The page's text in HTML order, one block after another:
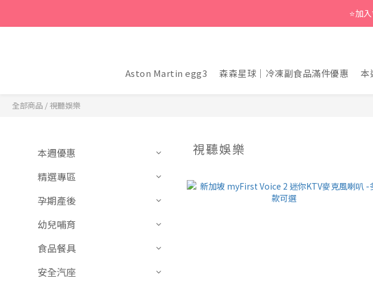
⭐加
Aston Martin egg3 森森星球｜冷凍副食品滿件優惠 本
全部商品 /視聽娛樂
本週優惠
精選專區
孕期產後
幼兒哺育
食品餐具
安全汽座
視聽娛樂